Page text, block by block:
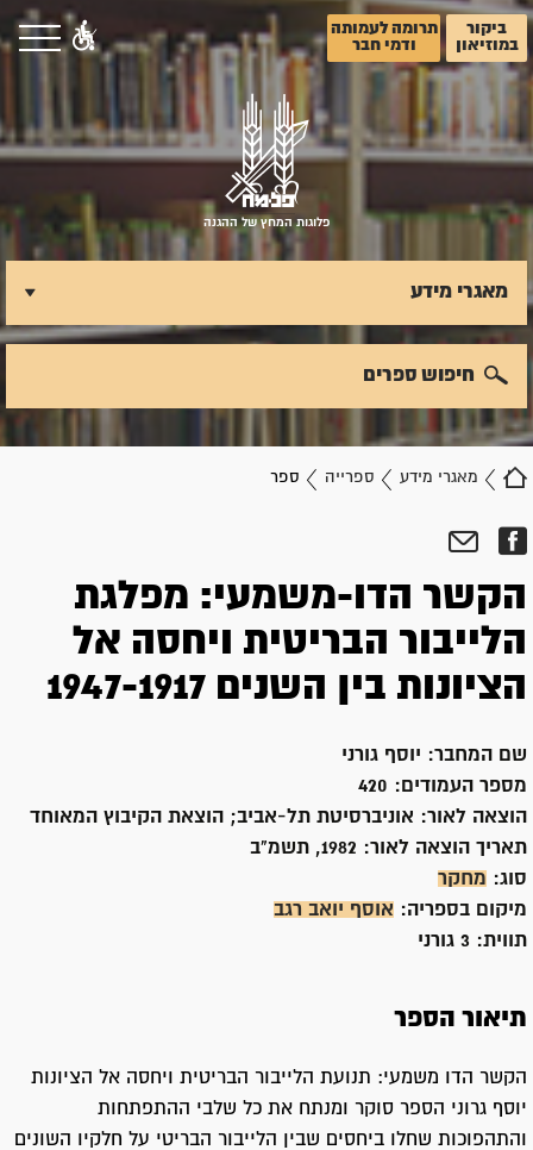
ביקור
במוזיאון
תרומה לעמותה
ודמי חבר
פלוגות המחץ של ההגנה
מאגרי מידע ספרייה ספר
מאגרי מידע
חיפוש ספרים
הקשר הדו-משמעי: מפלגת
הלייבור הבריטית ויחסה אל
הציונות בין השנים 1947-1917
שם המחבר: יוסף גורני
מספר העמודים: 420
הוצאה לאור: אוניברסיטת תל-אביב; הוצאת הקיבוץ המאוחד
תאריך הוצאה לאור:
סוג: מחקר
מיקום בספריה: אוסף יואב רגב
תווית: 3 גורני
תיאור הספר
הקשר הדו משמעי: תנועת הלייבור הבריטית ויחסה אל הציונות
יוסף גרוני הספר סוקר ומנתח את כל שלבי ההתפתחות
והתהפוכות שחלו ביחסים שבין הלייבור הבריטי על חלקיו השונים